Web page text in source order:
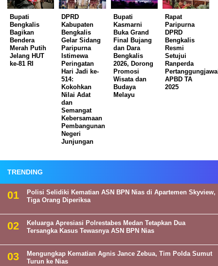
Bupati
Bengkalis
Bagikan
Bendera
Merah Putih
Jelang HUT
ke-81 RI
DPRD
Kabupaten
Bengkalis
Gelar Sidang
Paripurna
Istimewa
Peringatan
Hari Jadi ke-
514:
Kokohkan
Nilai Adat
dan
Semangat
Kebersamaan
Pembangunan
Negeri
Junjungan
Bupati
Kasmarni
Buka Grand
Final Bujang
dan Dara
Bengkalis
2026, Dorong
Promosi
Wisata dan
Budaya
Melayu
Rapat
Paripurna
DPRD
Bengkalis
Resmi
Setujui
Ranperda
APBD TA
2025
TRENDING
Polisi Selidiki Kematian ASN BPN Nias di Apartemen Skyview,
Tiga Orang Diperiksa
Keluarga Apresiasi Polrestabes Medan Tetapkan Dua
Tersangka Kasus Tewasnya ASN BPN Nias
Mengungkap Kematian Agnis Jance Zebua, Tim Polda Sumut
Turun ke Nias